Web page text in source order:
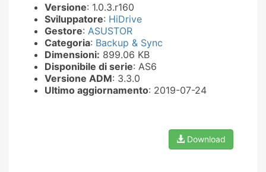
Versione: 1.0.3.r160
Sviluppatore: HiDrive
Gestore: ASUSTOR
Categoria: Backup & Sync
Dimensioni: 899.06 KB
Disponibile di serie: AS6
Versione ADM: 3.3.0
Ultimo aggiornamento: 2019-07-24
Download